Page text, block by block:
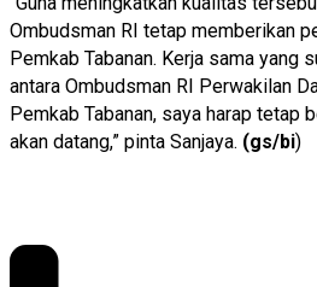
Ombudsman RI tetap memberikan
Pemkab Tabanan. Kerja sama yang
antara Ombudsman RI Perwakilan
Pemkab Tabanan, saya harap tetap
akan datang,” pinta Sanjaya. (gs/bi)